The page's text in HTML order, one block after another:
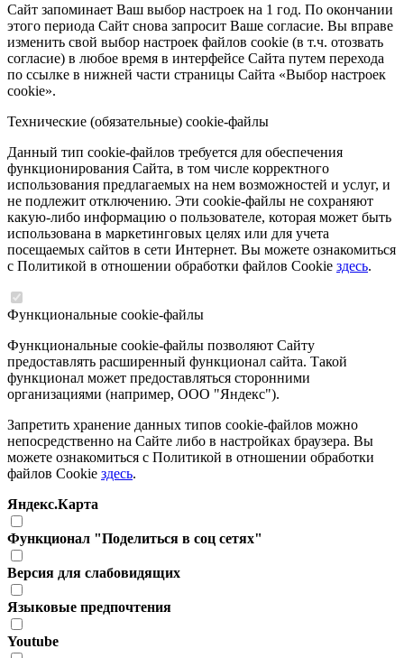
Сайт запоминает Ваш выбор настроек на 1 год. По окончании
этого периода Сайт снова запросит Ваше согласие. Вы вправе
изменить свой выбор настроек файлов cookie (в т.ч. отозвать
согласие) в любое время в интерфейсе Сайта путем перехода
по ссылке в нижней части страницы Сайта «Выбор настроек
cookie».
Технические (обязательные) cookie-файлы
Данный тип cookie-файлов требуется для обеспечения
функционирования Сайта, в том числе корректного
использования предлагаемых на нем возможностей и услуг, и
не подлежит отключению. Эти cookie-файлы не сохраняют
какую-либо информацию о пользователе, которая может быть
использована в маркетинговых целях или для учета
посещаемых сайтов в сети Интернет. Вы можете ознакомиться
с Политикой в отношении обработки файлов Cookie здесь.
Функциональные cookie-файлы
Функциональные cookie-файлы позволяют Сайту
предоставлять расширенный функционал сайта. Такой
функционал может предоставляться сторонними
организациями (например, ООО "Яндекс").
Запретить хранение данных типов cookie-файлов можно
непосредственно на Сайте либо в настройках браузера. Вы
можете ознакомиться с Политикой в отношении обработки
файлов Cookie здесь.
Яндекс.Карта
Функционал "Поделиться в соц сетях"
Версия для слабовидящих
Языковые предпочтения
Youtube